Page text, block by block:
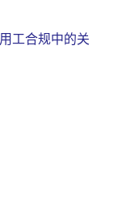
工合规中的关